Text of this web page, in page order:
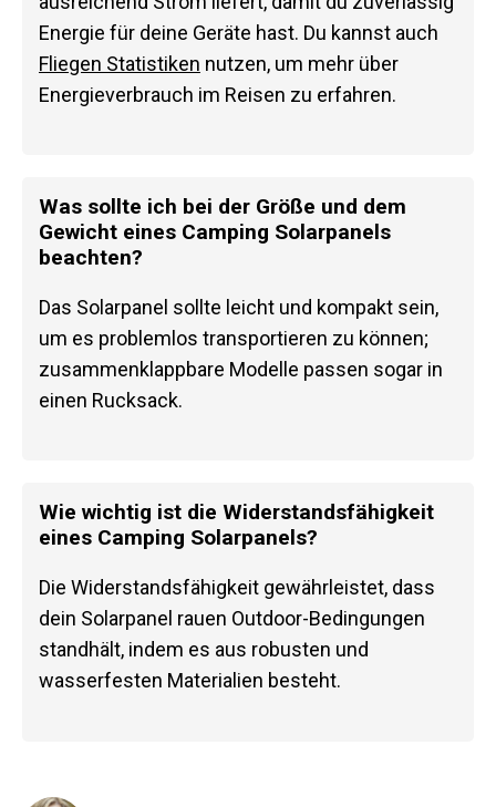
Energie für deine Geräte hast. Du kannst auch
Fliegen Statistiken nutzen, um mehr über
Energieverbrauch im Reisen zu erfahren.
Was sollte ich bei der Größe und dem
Gewicht eines Camping Solarpanels
beachten?
Das Solarpanel sollte leicht und kompakt sein,
um es problemlos transportieren zu können;
zusammenklappbare Modelle passen sogar in
einen Rucksack.
Wie wichtig ist die Widerstandsfähigkeit
eines Camping Solarpanels?
Die Widerstandsfähigkeit gewährleistet, dass
dein Solarpanel rauen Outdoor-Bedingungen
standhält, indem es aus robusten und
wasserfesten Materialien besteht.